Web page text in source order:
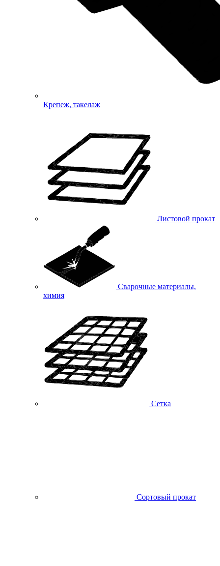
Крепеж, такелаж
Листовой прокат
Сварочные материалы,
химия
Сетка
Сортовый прокат